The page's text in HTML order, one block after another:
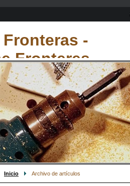
-
Fronteres
Inicio Archivo de artículos